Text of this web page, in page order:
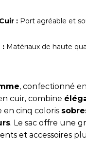
: Port agréable et
: Matériaux de haute
, confectionné
cuir, combine
en cinq coloris
. Le sac offre une
et accessoires